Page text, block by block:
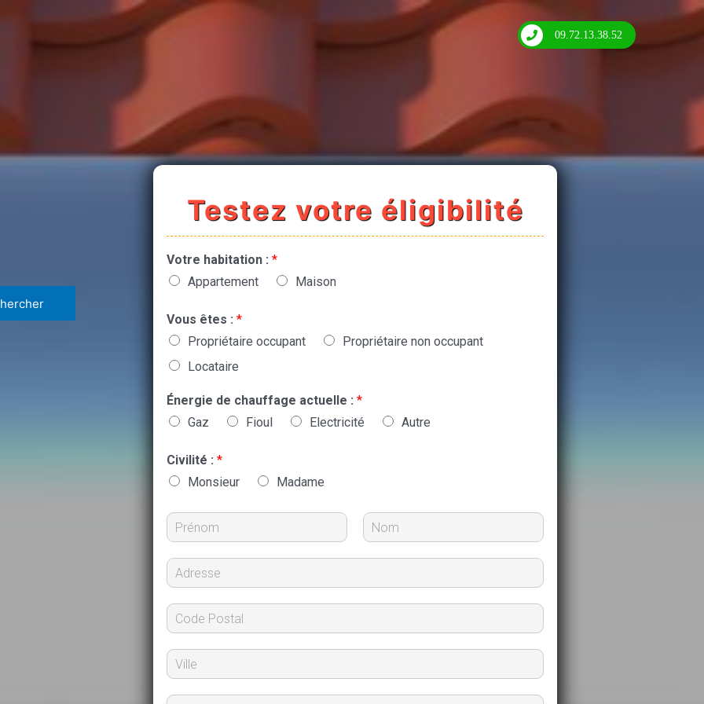
09.72.13.38.52
Testez votre éligibilité
Votre habitation : *
Appartement
Maison
Vous êtes : *
Propriétaire occupant
Propriétaire non occupant
Locataire
Énergie de chauffage actuelle : *
Gaz
Fioul Electricité Autre
Civilité : *
Monsieur
Madame